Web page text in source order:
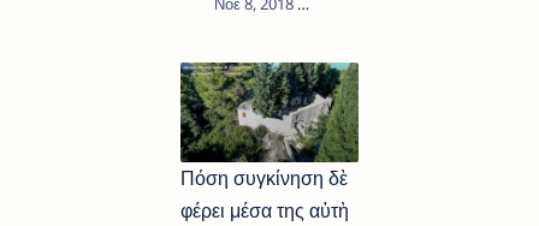
Πόση συγκίνηση δὲ
φέρει μέσα της αὐτὴ